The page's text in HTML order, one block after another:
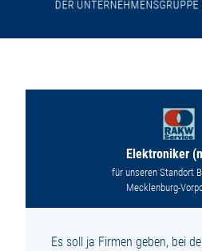
Elektroniker
für unseren Standort
Mecklenburg-
Es soll ja Firmen geben, bei